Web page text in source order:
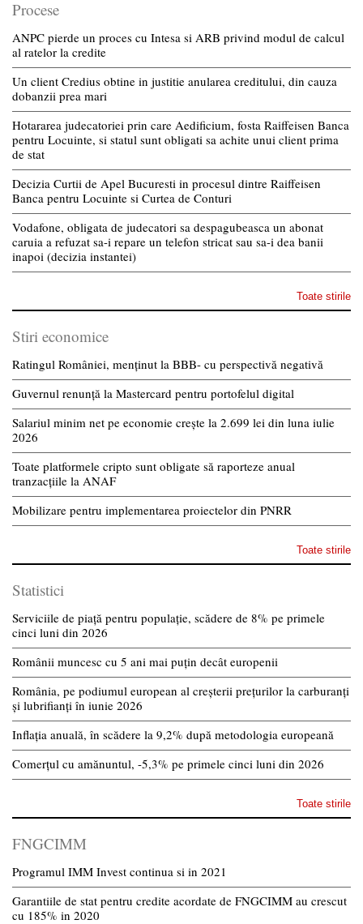
Procese
ANPC pierde un proces cu Intesa si ARB privind modul de calcul
al ratelor la credite
Un client Credius obtine in justitie anularea creditului, din cauza
dobanzii prea mari
Hotararea judecatoriei prin care Aedificium, fosta Raiffeisen Banca
pentru Locuinte, si statul sunt obligati sa achite unui client prima
de stat
Decizia Curtii de Apel Bucuresti in procesul dintre Raiffeisen
Banca pentru Locuinte si Curtea de Conturi
Vodafone, obligata de judecatori sa despagubeasca un abonat
caruia a refuzat sa-i repare un telefon stricat sau sa-i dea banii
inapoi (decizia instantei)
Toate stirile
Stiri economice
Ratingul României, menținut la BBB- cu perspectivă negativă
Guvernul renunță la Mastercard pentru portofelul digital
Salariul minim net pe economie crește la 2.699 lei din luna iulie
2026
Toate platformele cripto sunt obligate să raporteze anual
tranzacțiile la ANAF
Mobilizare pentru implementarea proiectelor din PNRR
Toate stirile
Statistici
Serviciile de piață pentru populație, scădere de 8% pe primele
cinci luni din 2026
Românii muncesc cu 5 ani mai puțin decât europenii
România, pe podiumul european al creșterii prețurilor la carburanți
și lubrifianți în iunie 2026
Inflația anuală, în scădere la 9,2% după metodologia europeană
Comerțul cu amănuntul, -5,3% pe primele cinci luni din 2026
Toate stirile
FNGCIMM
Programul IMM Invest continua si in 2021
Garantiile de stat pentru credite acordate de FNGCIMM au crescut
cu 185% in 2020